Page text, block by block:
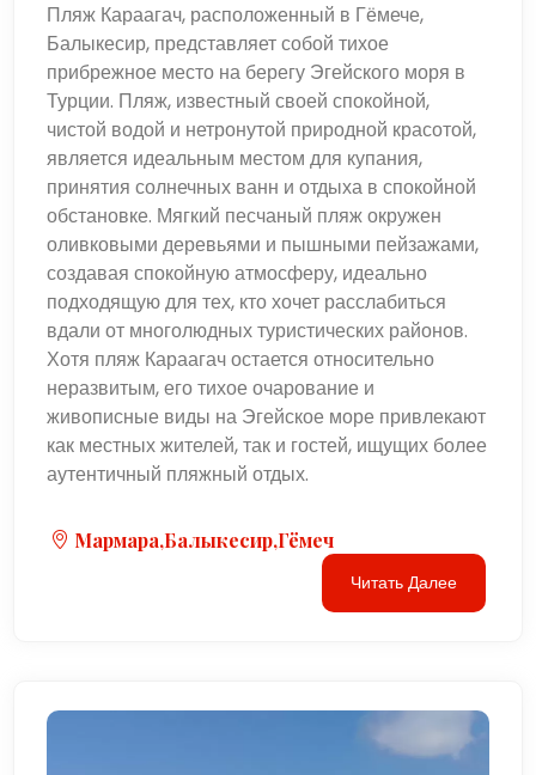
Пляж Караагач, расположенный в Гёмече,
Балыкесир, представляет собой тихое
прибрежное место на берегу Эгейского моря в
Турции. Пляж, известный своей спокойной,
чистой водой и нетронутой природной красотой,
является идеальным местом для купания,
принятия солнечных ванн и отдыха в спокойной
обстановке. Мягкий песчаный пляж окружен
оливковыми деревьями и пышными пейзажами,
создавая спокойную атмосферу, идеально
подходящую для тех, кто хочет расслабиться
вдали от многолюдных туристических районов.
Хотя пляж Караагач остается относительно
неразвитым, его тихое очарование и
живописные виды на Эгейское море привлекают
как местных жителей, так и гостей, ищущих более
аутентичный пляжный отдых.
Мармара,Балыкесир,Гёмеч
Читать Далее